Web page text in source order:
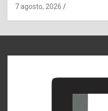
7 agosto, 2026